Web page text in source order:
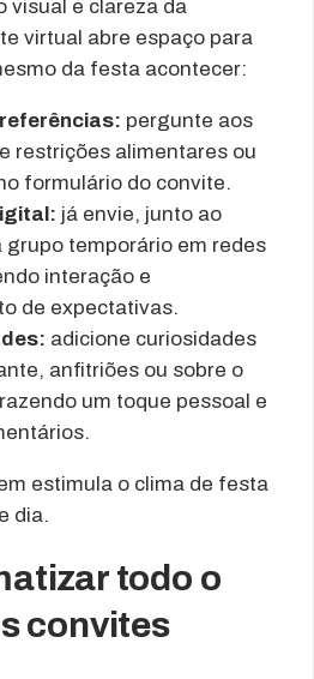
visual e clareza da
virtual abre espaço para
da festa acontecer:
pergunte aos
restrições alimentares ou
formulário do convite.
já envie, junto ao
grupo temporário em redes
interação e
de expectativas.
adicione curiosidades
anfitriões ou sobre o
um toque pessoal e
estimula o clima de festa
dia.
todo o
convites